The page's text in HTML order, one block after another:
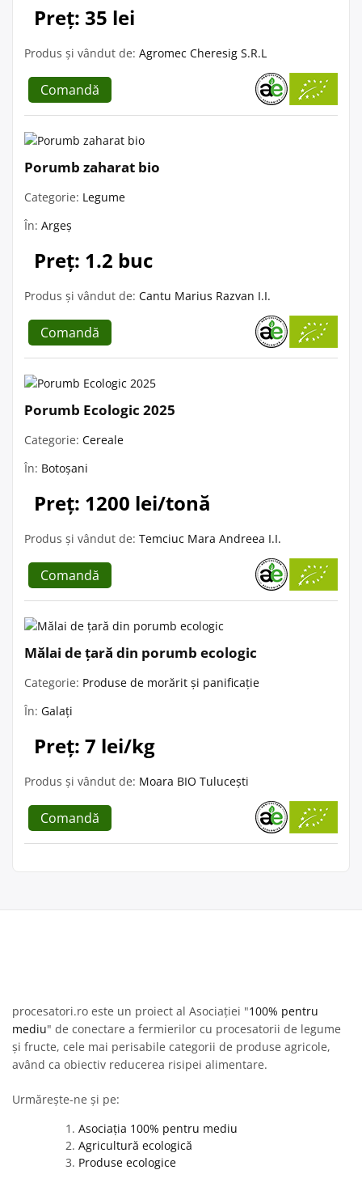
Preț: 35 lei
Produs și vândut de: Agromec Cheresig S.R.L
Comandă
Porumb zaharat bio
Categorie: Legume
În: Argeș
Preț: 1.2 buc
Produs și vândut de: Cantu Marius Razvan I.I.
Comandă
Porumb Ecologic 2025
Categorie: Cereale
În: Botoșani
Preț: 1200 lei/tonă
Produs și vândut de: Temciuc Mara Andreea I.I.
Comandă
Mălai de țară din porumb ecologic
Categorie: Produse de morărit și panificație
În: Galați
Preț: 7 lei/kg
Produs și vândut de: Moara BIO Tulucești
Comandă
procesatori.ro este un proiect al Asociației "100% pentru
mediu" de conectare a fermierilor cu procesatorii de legume
și fructe, cele mai perisabile categorii de produse agricole,
având ca obiectiv reducerea risipei alimentare.
Urmărește-ne și pe:
Asociația 100% pentru mediu
Agricultură ecologică
Produse ecologice